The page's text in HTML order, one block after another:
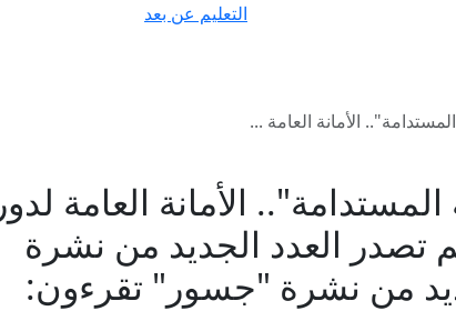
التعليم عن بعد
الأمانة العامة ...
الأمانة العامة لدور
تصدر العدد الجديد من نشرة
من نشرة "جسور" تقرءون: